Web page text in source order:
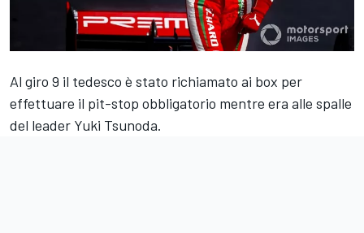
Al giro 9 il tedesco è stato richiamato ai box per
effettuare il pit-stop obbligatorio mentre era alle spalle
del leader Yuki Tsunoda.